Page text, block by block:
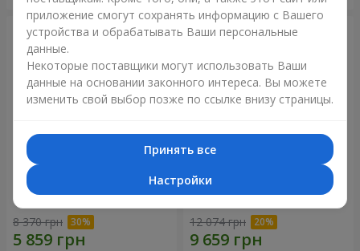
Букет "Сила Любви!"
8 370 грн
Романтический букет
12 074 грн
приложение смогут сохранять информацию с Вашего
устройства и обрабатывать Ваши персональные
данные.
Некоторые поставщики могут использовать Ваши
данные на основании законного интереса. Вы можете
изменить свой выбор позже по ссылке внизу страницы.
Принять все
Настройки